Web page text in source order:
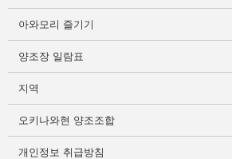
아와모리 즐기기
양조장 일람표
지역
오키나와현 양조조합
개인정보 취급방침